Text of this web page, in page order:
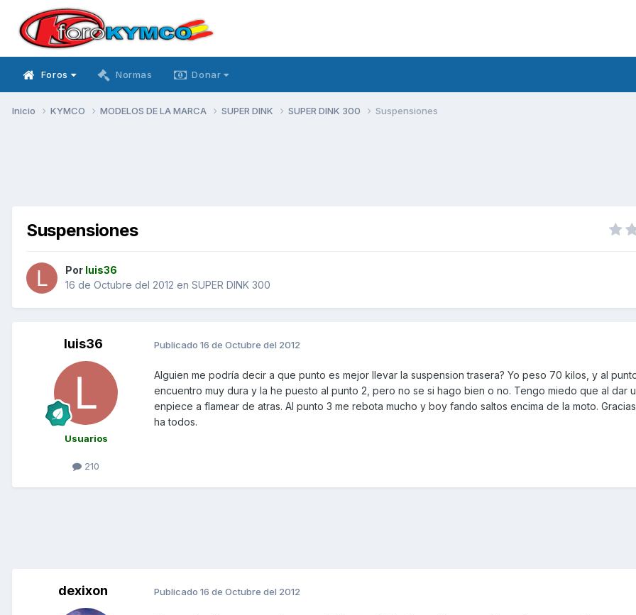
Foros Normas Donar
Inicio KYMCO MODELOS DE LA MARCA SUPER DINK SUPER DINK 300 Suspensiones
Suspensiones
Por luis36
16 de Octubre del 2012 en SUPER DINK 300
luis36
Usuarios
210
Publicado 16 de Octubre del 2012
Alguien me podría decir a que punto es mejor llevar la suspension trasera? Yo peso 70 kilos, y al
encuentro muy dura y la he puesto al punto 2, pero no se si hago bien o no. Tengo miedo que al dar
enpiece a flamear de atras. Al punto 3 me rebota mucho y boy fando saltos encima de la moto.
ha todos.
dexixon Publicado 16 de Octubre del 2012